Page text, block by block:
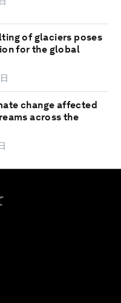
of glaciers poses
for the global
change affected
across the